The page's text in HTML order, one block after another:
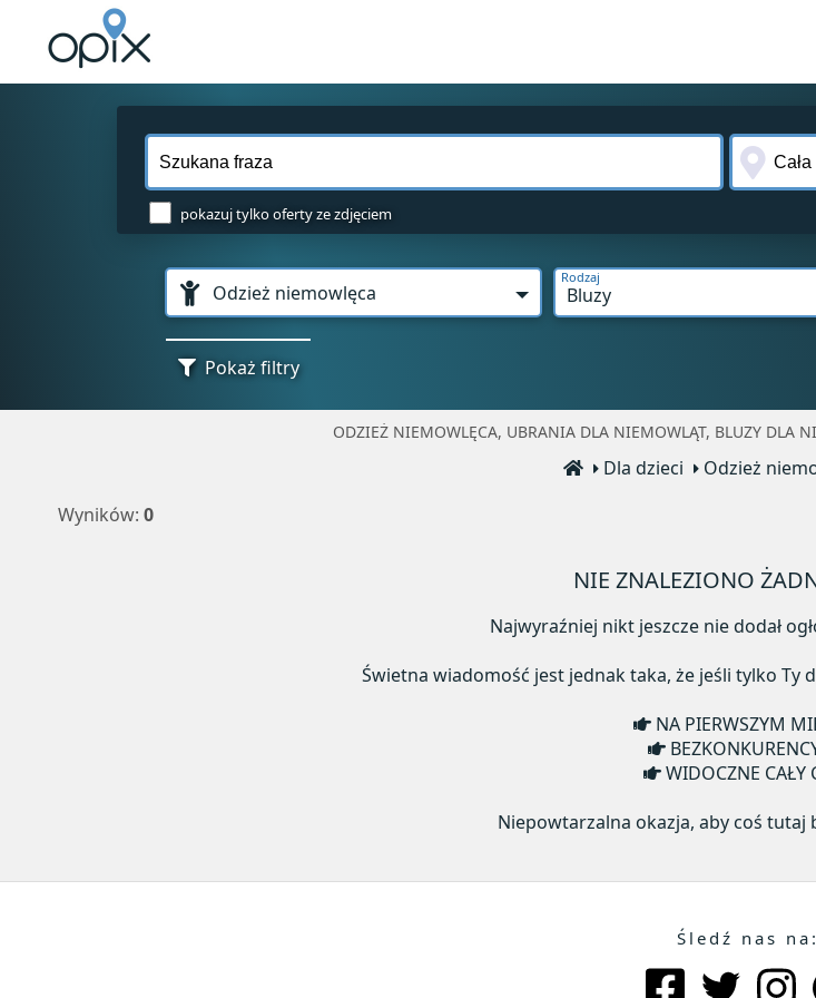
pokazuj tylko oferty ze zdjęciem
Odzież niemowlęca Bluzy
Rodzaj
Pokaż filtry
ODZIEŻ NIEMOWLĘCA, UBRANIA DLA NIEMOWLĄT, BLUZY DLA
Dla dzieci Odzież
Wyników: 0
NIE ZNALEZIONO
Najwyraźniej nikt jeszcze nie dodał
Świetna wiadomość jest jednak taka, że jeśli tylko Ty
NA PIERWSZYM
WIDOCZNE CAŁY
Niepowtarzalna okazja, aby coś tutaj
Śledź nas na: